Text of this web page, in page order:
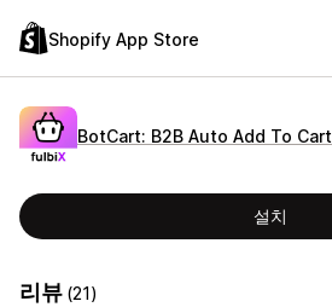
Shopify App Store
BotCart: B2B Auto Add To Cart
설치
리뷰 (21)